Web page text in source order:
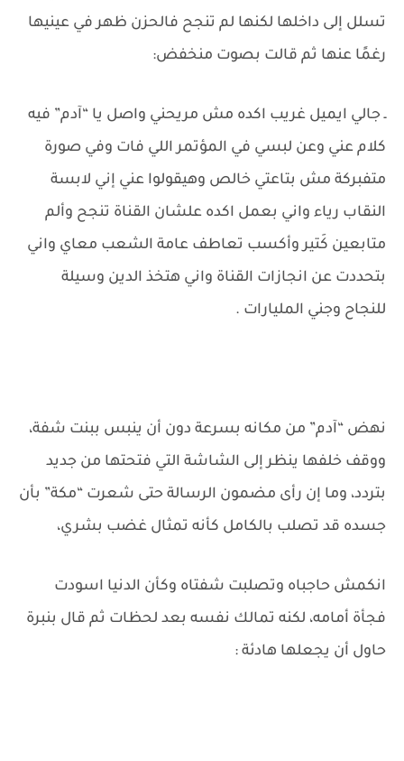
تسلل إلى داخلها لكنها لم تنجح فالحزن ظهر في عينيها
رغمًا عنها ثم قالت بصوت منخفض:
ـ جالي ايميل غريب اكده مش مريحني واصل يا “آدم” فيه
كلام عني وعن لبسي في المؤتمر اللي فات وفي صورة
متفبركة مش بتاعتي خالص وهيقولوا عني إني لابسة
النقاب رياء واني بعمل اكده علشان القناة تنجح وألم
متابعين كَتير وأكسب تعاطف عامة الشعب معاي واني
بتحددت عن انجازات القناة واني هتخذ الدين وسيلة
للنجاح وجني المليارات .
نهض “آدم” من مكانه بسرعة دون أن ينبس ببنت شفة،
ووقف خلفها ينظر إلى الشاشة التي فتحتها من جديد
بتردد، وما إن رأى مضمون الرسالة حتى شعرت “مكة” بأن
جسده قد تصلب بالكامل كأنه تمثال غضب بشري،
انكمش حاجباه وتصلبت شفتاه وكأن الدنيا اسودت
فجأة أمامه، لكنه تمالك نفسه بعد لحظات ثم قال بنبرة
حاول أن يجعلها هادئة :